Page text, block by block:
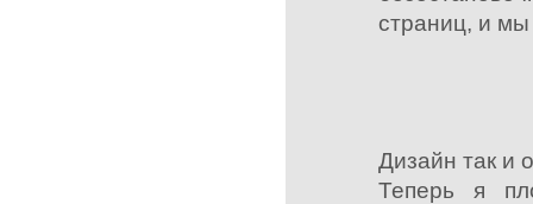
страниц, и мы
Дизайн так и
Теперь я